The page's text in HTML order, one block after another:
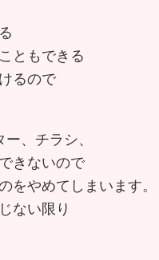
ともできる
るので
、チラシ、
きないので
をやめてしまいます。
ない限り